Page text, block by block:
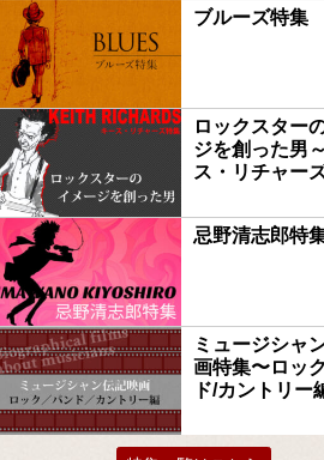
ブルーズ特集
ロックスター
ジを創った男
ス・リチャー
忌野清志郎特
ミュージシャ
画特集〜ロッ
ド/カントリー